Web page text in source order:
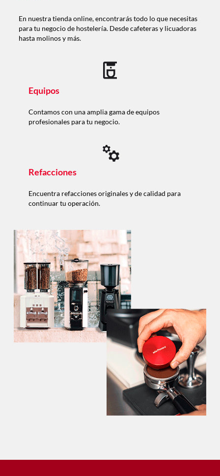
En nuestra tienda online, encontrarás todo lo que necesitas
para tu negocio de hostelería. Desde cafeteras y licuadoras
hasta molinos y más.
Equipos
Contamos con una amplia gama de equipos
profesionales para tu negocio.
Refacciones
Encuentra refacciones originales y de calidad para
continuar tu operación.